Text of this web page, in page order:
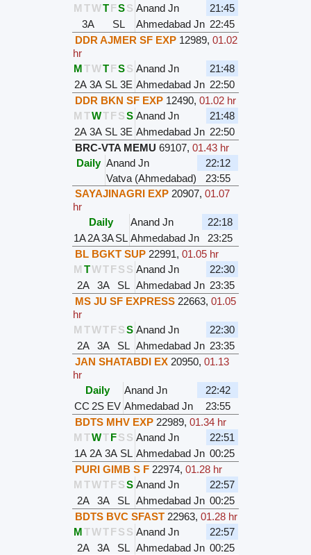
M TWTFSS Anand Jn
21:45
3A
SL Ahmedabad Jn 22:45
DDR AJMER SF EXP 12989,01.02
hr
M TWTFSS Anand Jn
21:48
2A 3A SL 3E Ahmedabad Jn 22:50
DDR BKN SF EXP 12490,01.02 hr
M TWTFS S Anand Jn
21:48
2A 3A SL 3E Ahmedabad Jn 22:50
BRC-VTA MEMU 69107,01.43 hr
Daily Anand Jn
22:12
Vatva (Ahmedabad)
23:55
SAYAJINAGRI EXP 20907,01.07
hr
Daily
Anand Jn
22:18
1A2A3ASL Ahmedabad Jn
23:25
BL BGKT SUP 22991,01.05 hr
M TWTFS S Anand Jn
22:30
2A
3A SL Ahmedabad Jn 23:35
MS JU SF EXPRESS 22663,01.05
hr
M TWTFS S Anand Jn
22:30
2A
3A SL Ahmedabad Jn 23:35
JAN SHATABDI EX 20950,01.13
hr
Daily
Anand Jn
22:42
CC 2S EV Ahmedabad Jn
23:55
BDTS MHV EXP 22989,01.34 hr
M TWTFS S Anand Jn
22:51
1A 2A 3A SL Ahmedabad Jn 00:25
PURI GIMB S F 22974,01.28 hr
M TWTFS S Anand Jn
22:57
2A
3A SL Ahmedabad Jn 00:25
BDTS BVC SFAST 22963,01.28 hr
M TWTFS S Anand Jn
22:57
2A
3A SL Ahmedabad Jn 00:25